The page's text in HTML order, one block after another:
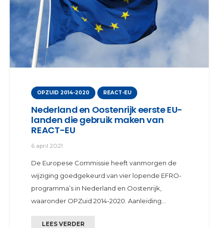
OPZUID 2014-2020 REACT-EU
Nederland en Oostenrijk eerste EU-
landen die gebruik maken van
REACT-EU
6 april 2021
De Europese Commissie heeft vanmorgen de
wijziging goedgekeurd van vier lopende EFRO-
programma’s in Nederland en Oostenrijk,
waaronder OPZuid 2014-2020. Aanleiding…
LEES VERDER